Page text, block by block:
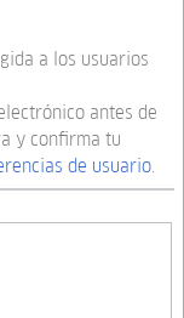
a los usuarios
antes de
y confirma tu
de usuario